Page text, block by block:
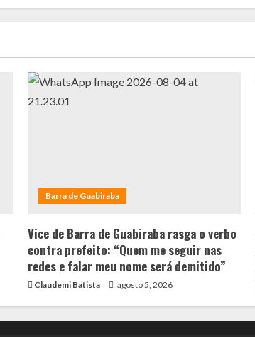
Barra de Guabiraba
Vice de Barra de Guabiraba rasga o verbo
contra prefeito: “Quem me seguir nas
redes e falar meu nome será demitido”
Claudemi Batista agosto 5, 2026